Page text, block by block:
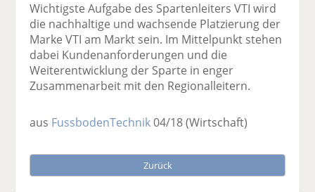
Wichtigste Aufgabe des Spartenleiters VTI wird
die nachhaltige und wachsende Platzierung der
Marke VTI am Markt sein. Im Mittelpunkt stehen
dabei Kundenanforderungen und die
Weiterentwicklung der Sparte in enger
Zusammenarbeit mit den Regionalleitern.
aus FussbodenTechnik04/18(Wirtschaft)
Zurück